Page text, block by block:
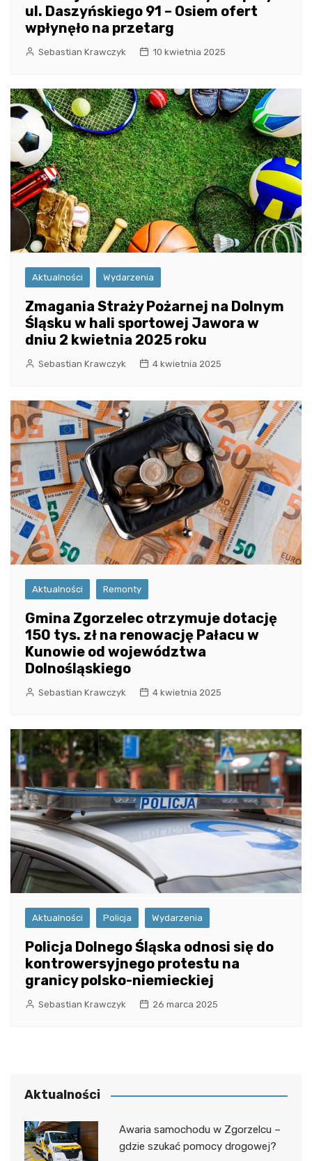
ul. Daszyńskiego 91 – Osiem ofert
wpłynęło na przetarg
Sebastian Krawczyk 10 kwietnia 2025
Aktualności Wydarzenia
Zmagania Straży Pożarnej na Dolnym
Śląsku w hali sportowej Jawora w
dniu 2 kwietnia 2025 roku
Sebastian Krawczyk 4 kwietnia 2025
Aktualności Remonty
Gmina Zgorzelec otrzymuje dotację
150 tys. zł na renowację Pałacu w
Kunowie od województwa
Dolnośląskiego
Sebastian Krawczyk 4 kwietnia 2025
Aktualności Policja Wydarzenia
Policja Dolnego Śląska odnosi się do
kontrowersyjnego protestu na
granicy polsko-niemieckiej
Sebastian Krawczyk 26 marca 2025
Aktualności
Awaria samochodu w Zgorzelcu –
gdzie szukać pomocy drogowej?